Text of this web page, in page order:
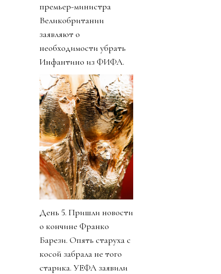
премьер-министра
Великобритании
заявляют о
необходимости убрать
Инфантино из ФИФА.
День 5. Пришли новости
о кончине Франко
Барези. Опять старуха с
косой забрала не того
старика. УЕФА заявили